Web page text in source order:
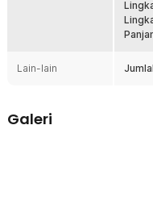
Kelengkapan Produk
1 x MOMO Celana
Lain-lain
Galeri